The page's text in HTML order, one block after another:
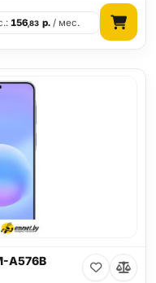
156,83 р./ мес.
A576B